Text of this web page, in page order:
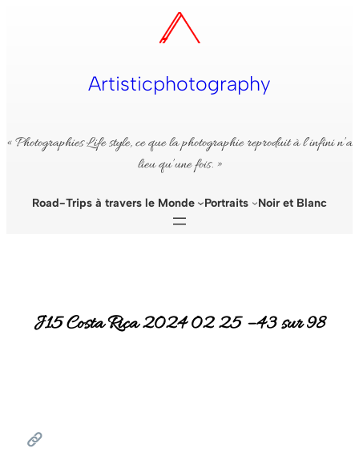
Artisticphotography
« Photographies Life style, ce que la photographie reproduit à l’infini n’a
lieu qu’une fois. »
Road-Trips à travers le Monde Portraits Noir et Blanc
J15 Costa Rica 2024 02 25 – 43 sur 98